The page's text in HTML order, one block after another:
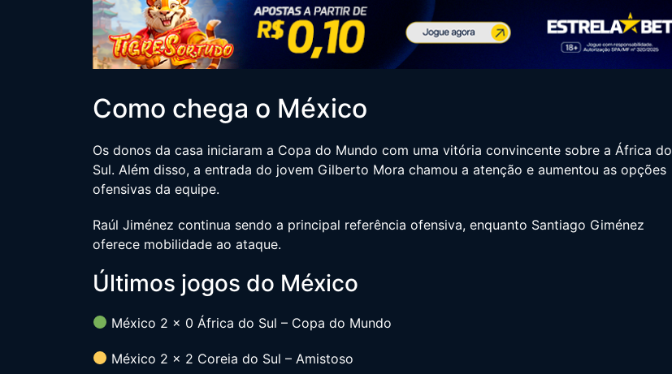
Como chega o México
Os donos da casa iniciaram a Copa do Mundo com uma vitória convincente sobre a África do
Sul. Além disso, a entrada do jovem Gilberto Mora chamou a atenção e aumentou as opções
ofensivas da equipe.
Raúl Jiménez continua sendo a principal referência ofensiva, enquanto Santiago Giménez
oferece mobilidade ao ataque.
Últimos jogos do México
México 2 x 0 África do Sul – Copa do Mundo
México 2 x 2 Coreia do Sul – Amistoso